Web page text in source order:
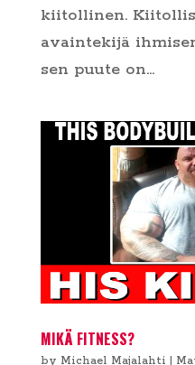
kiitollinen.
avaintekijä
sen puute on...
MIKÄ FITNESS?
by Michael Majalahti